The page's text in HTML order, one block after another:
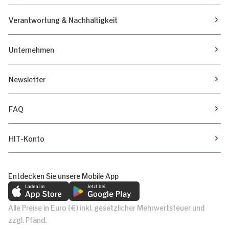
Verantwortung & Nachhaltigkeit
Unternehmen
Newsletter
FAQ
HIT-Konto
Entdecken Sie unsere Mobile App
Alle Preise in Euro (€) inkl. gesetzlicher Mehrwertsteuer und
zzgl. Pfand.